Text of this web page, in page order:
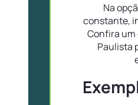
Na
constante,
Confira um
Paulista